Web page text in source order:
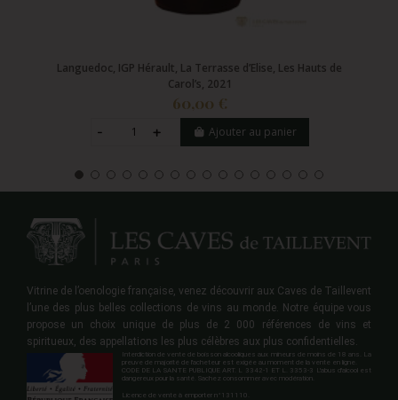
Languedoc, IGP Hérault, La Terrasse d’Elise, Les Hauts de
Carol’s, 2021
60,00 €
Ajouter au panier
Vitrine de l’oenologie française, venez découvrir aux Caves de Taillevent
l’une des plus belles collections de vins au monde. Notre équipe vous
propose un choix unique de plus de 2 000 références de vins et
spiritueux, des appellations les plus célèbres aux plus confidentielles.
Interdiction de vente de boisson alcooliques aux mineurs de moins de 18 ans. La
preuve de majorité de l'acheteur est exigée au moment de la vente en ligne.
CODE DE LA SANTE PUBLIQUE ART. L 3342-1 ET L. 3353-3 L'abus d'alcool est
dangereux pour la santé. Sachez consommer avec modération.
Licence de vente à emporter n°131110.